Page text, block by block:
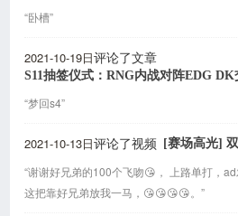
“卧槽”
2021-10-19日评论了文章
S11抽签仪式：RNG内战对阵EDG
“梦回s4”
2021-10-13日评论了视频 [赛场高光]
“谢谢好兄弟的100个飞吻😘， 上路单打，ad
这把靠好兄弟放我一马，😘😘😘😘。”